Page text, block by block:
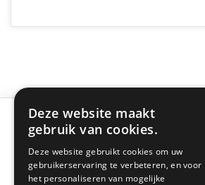
Deze website maakt
gebruik van cookies.
Deze website gebruikt cookies om uw
gebruikerservaring te verbeteren, en voor
het personaliseren van mogelijke